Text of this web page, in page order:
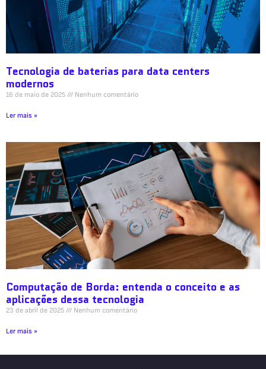
Tecnologia de baterias para data centers
modernos
16 de maio de 2025 Nenhum comentário
Ler mais »
Computação de Borda: entenda o conceito e as
aplicações dessa tecnologia
23 de abril de 2025 Nenhum comentário
Ler mais »